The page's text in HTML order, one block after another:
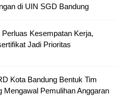
di UIN SGD Bandung
Perluas Kesempatan Kerja,
Jadi Prioritas
Kota Bandung Bentuk Tim
Mengawal Pemulihan Anggaran